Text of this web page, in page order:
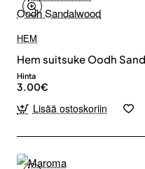
HEM
Hem suitsuke Oodh
Hinta
3.00€
Lisää ostoskoriin